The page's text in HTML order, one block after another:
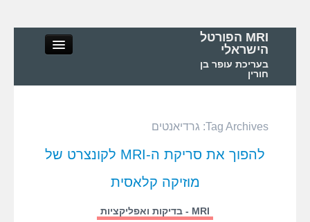
MRI הפורטל
הישראלי
בעריכת עופר בן
חורין
Tag Archives: גרדיאנטים
להפוך את סריקת ה-MRI לקונצרט של
מוזיקה קלאסית
MRI - בדיקות ואפליקציות